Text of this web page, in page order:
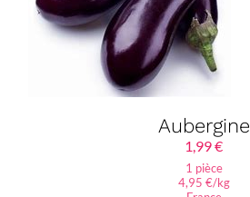
Aubergine
1,99€
1 pièce
4,95 €/kg